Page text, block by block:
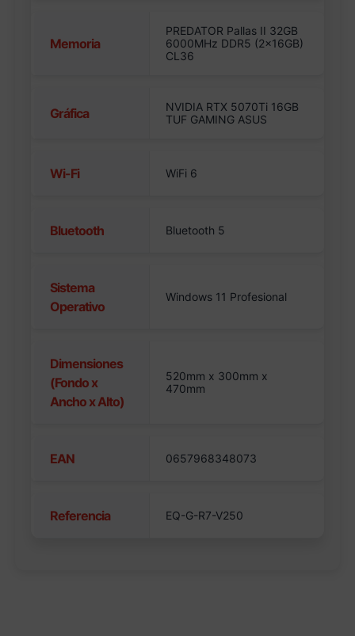
Memoria
PREDATOR Pallas II 32GB
6000MHz DDR5 (2x16GB)
CL36
Gráfica
NVIDIA RTX 5070Ti 16GB
TUF GAMING ASUS
Wi-Fi WiFi 6
Bluetooth Bluetooth 5
Sistema
Operativo
Windows 11 Profesional
Dimensiones
(Fondo x
Ancho x Alto)
520mm x 300mm x
470mm
EAN 0657968348073
Referencia EQ-G-R7-V250